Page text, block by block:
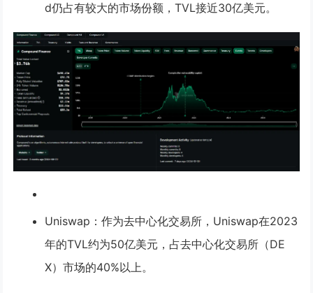
d仍占有较大的市场份额，TVL接近30亿美元。
Uniswap ：作为去中心化交易所，Uniswap在2023
年的TVL约为50亿美元，占去中心化交易所（DE
X）市场的40%以上。